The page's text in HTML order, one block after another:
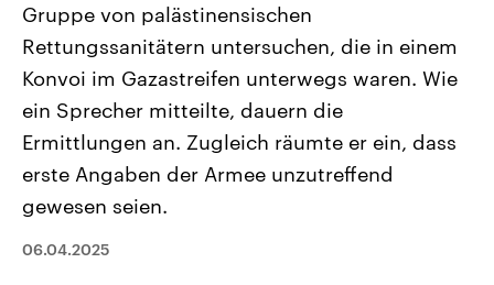
2026
Alle Informationen
Sachsen-Anhalt wählt am 6.
September 2026 einen neuen
Landtag. Seit 2021 wird das
Bundesland von einer Koalition aus
CDU, SPD und FDP regiert.-
Umfragen, Prognosen,
und Hintergründe zu den Parteien
und Kandidaten der anstehenden
Wahl.
Aktuelle Beiträge,
Hintergründe
Wirtschaftlich und
gehören die Vereinigten
den mächtigsten Ländern
mit großem Einfluss auf
Sendungen Programm Podcasts
Gruppe von palästinensischen
Rettungssanitätern untersuchen, die in einem
Konvoi im Gazastreifen unterwegs waren. Wie
ein Sprecher mitteilte, dauern die
Ermittlungen an. Zugleich räumte er ein, dass
erste Angaben der Armee unzutreffend
gewesen seien.
06.04.2025